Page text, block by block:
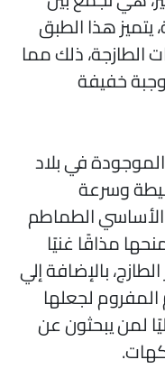
هذا الطبق
الطازجة، ذلك مما
خفيفة
في بلاد
وسرعة
الطماطم
مذاقًا غنيًا
بالإضافة إلي
لجعلها
يبحثون عن